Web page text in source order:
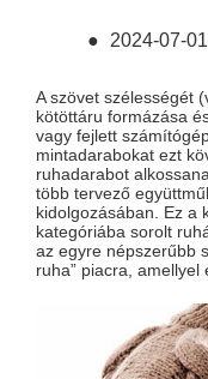
● 2024-07-01
A szövet szélességét
kötöttáru formázása
vagy fejlett
mintadarabokat ezt
ruhadarabot
több tervező
kidolgozásában. Ez a
kategóriába sorolt
az egyre népszerűbb
ruha” piacra, amellyel